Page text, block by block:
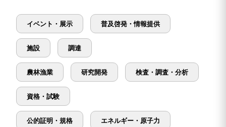
イベント・展示 普及啓発・情報提供
施設 調達
農林漁業 研究開発 検査・調査・分析
資格・試験
公的証明・規格 エネルギー・原子力